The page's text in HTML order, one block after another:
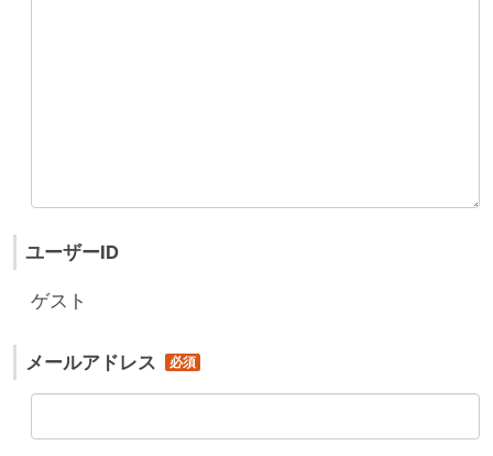
ユーザーID
ゲスト
メールアドレス